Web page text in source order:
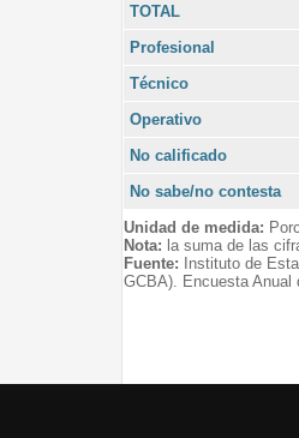
TOTAL
Profesional
Técnico
Operativo
No calificado
No sabe/no contesta
Unidad de medida:
Nota: la suma de las
Fuente: Instituto de
GCBA). Encuesta Anual